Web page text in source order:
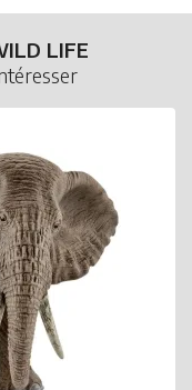
LIFE